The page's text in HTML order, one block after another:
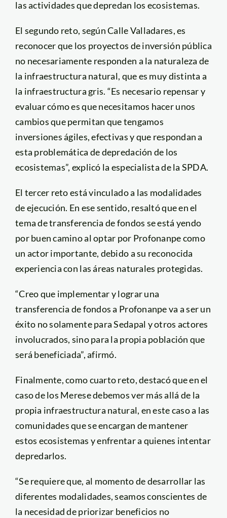
las actividades que depredan los ecosistemas.
El segundo reto, según Calle Valladares, es
reconocer que los proyectos de inversión pública
no necesariamente responden a la naturaleza de
la infraestructura natural, que es muy distinta a
la infraestructura gris. “Es necesario repensar y
evaluar cómo es que necesitamos hacer unos
cambios que permitan que tengamos
inversiones ágiles, efectivas y que respondan a
esta problemática de depredación de los
ecosistemas”, explicó la especialista de la SPDA.
El tercer reto está vinculado a las modalidades
de ejecución. En ese sentido, resaltó que en el
tema de transferencia de fondos se está yendo
por buen camino al optar por Profonanpe como
un actor importante, debido a su reconocida
experiencia con las áreas naturales protegidas.
“Creo que implementar y lograr una
transferencia de fondos a Profonanpe va a ser un
éxito no solamente para Sedapal y otros actores
involucrados, sino para la propia población que
será beneficiada”, afirmó.
Finalmente, como cuarto reto, destacó que en el
caso de los Merese debemos ver más allá de la
propia infraestructura natural, en este caso a las
comunidades que se encargan de mantener
estos ecosistemas y enfrentar a quienes intentar
depredarlos.
“Se requiere que, al momento de desarrollar las
diferentes modalidades, seamos conscientes de
la necesidad de priorizar beneficios no